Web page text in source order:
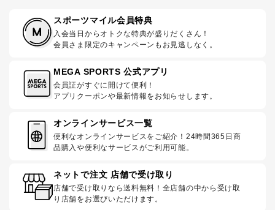
スポーツマイル会員特典
入会当日からオトクな特典が盛りだくさん！
会員さま限定のキャンペーンもお見逃しなく。
MEGA SPORTS 公式アプリ
会員証がすぐに開けて便利！
アプリクーポンや最新情報をお知らせします。
オンラインサービス一覧
便利なオンラインサービスをご紹介！24時間365日商
品購入や便利なサービスがご利用可能。
ネットで注文 店舗で受け取り
店舗で受け取りなら送料無料！全店舗の中から受け取
り店舗をお選びいただけます。